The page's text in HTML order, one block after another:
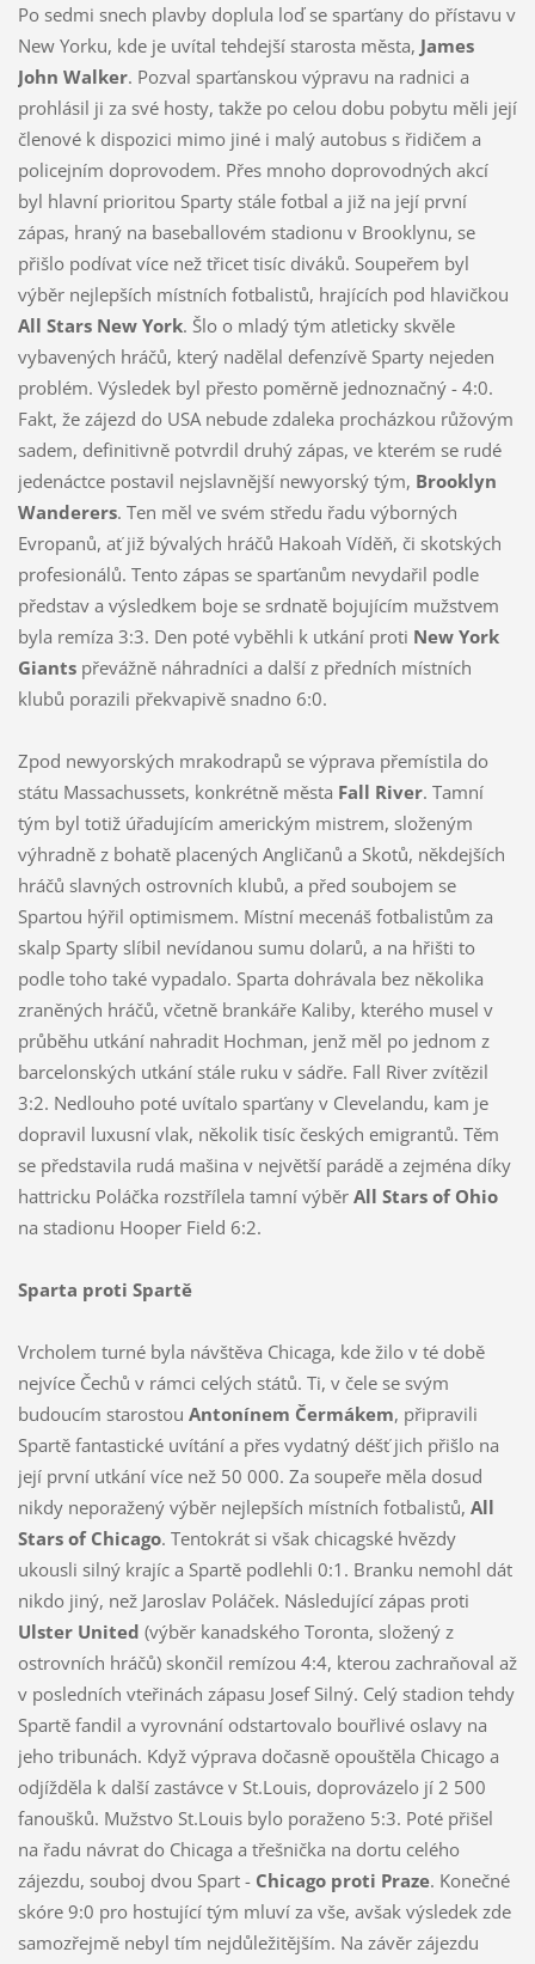
Po sedmi snech plavby doplula loď se sparťany do přístavu v
New Yorku, kde je uvítal tehdejší starosta města, James
John Walker. Pozval sparťanskou výpravu na radnici a
prohlásil ji za své hosty, takže po celou dobu pobytu měli její
členové k dispozici mimo jiné i malý autobus s řidičem a
policejním doprovodem. Přes mnoho doprovodných akcí
byl hlavní prioritou Sparty stále fotbal a již na její první
zápas, hraný na baseballovém stadionu v Brooklynu, se
přišlo podívat více než třicet tisíc diváků. Soupeřem byl
výběr nejlepších místních fotbalistů, hrajících pod hlavičkou
All Stars New York. Šlo o mladý tým atleticky skvěle
vybavených hráčů, který nadělal defenzívě Sparty nejeden
problém. Výsledek byl přesto poměrně jednoznačný - 4:0.
Fakt, že zájezd do USA nebude zdaleka procházkou růžovým
sadem, definitivně potvrdil druhý zápas, ve kterém se rudé
jedenáctce postavil nejslavnější newyorský tým, Brooklyn
Wanderers. Ten měl ve svém středu řadu výborných
Evropanů, ať již bývalých hráčů Hakoah Víděň, či skotských
profesionálů. Tento zápas se sparťanům nevydařil podle
představ a výsledkem boje se srdnatě bojujícím mužstvem
byla remíza 3:3. Den poté vyběhli k utkání proti New York
Giantspřevážně náhradníci a další z předních místních
klubů porazili překvapivě snadno 6:0.
Zpod newyorských mrakodrapů se výprava přemístila do
státu Massachussets, konkrétně města Fall River. Tamní
tým byl totiž úřadujícím americkým mistrem, složeným
výhradně z bohatě placených Angličanů a Skotů, někdejších
hráčů slavných ostrovních klubů, a před soubojem se
Spartou hýřil optimismem. Místní mecenáš fotbalistům za
skalp Sparty slíbil nevídanou sumu dolarů, a na hřišti to
podle toho také vypadalo. Sparta dohrávala bez několika
zraněných hráčů, včetně brankáře Kaliby, kterého musel v
průběhu utkání nahradit Hochman, jenž měl po jednom z
barcelonských utkání stále ruku v sádře. Fall River zvítězil
3:2. Nedlouho poté uvítalo sparťany v Clevelandu, kam je
dopravil luxusní vlak, několik tisíc českých emigrantů. Těm
se představila rudá mašina v největší parádě a zejména díky
hattricku Poláčka rozstřílela tamní výběr All Stars of Ohio
na stadionu Hooper Field 6:2.
Sparta proti Spartě
Vrcholem turné byla návštěva Chicaga, kde žilo v té době
nejvíce Čechů v rámci celých států. Ti, v čele se svým
budoucím starostou Antonínem Čermákem, připravili
Spartě fantastické uvítání a přes vydatný déšť jich přišlo na
její první utkání více než 50 000. Za soupeře měla dosud
nikdy neporažený výběr nejlepších místních fotbalistů, All
Stars of Chicago. Tentokrát si však chicagské hvězdy
ukousli silný krajíc a Spartě podlehli 0:1. Branku nemohl dát
nikdo jiný, než Jaroslav Poláček. Následující zápas proti
Ulster United (výběr kanadského Toronta, složený z
ostrovních hráčů) skončil remízou 4:4, kterou zachraňoval až
v posledních vteřinách zápasu Josef Silný. Celý stadion tehdy
Spartě fandil a vyrovnání odstartovalo bouřlivé oslavy na
jeho tribunách. Když výprava dočasně opouštěla Chicago a
odjížděla k další zastávce v St.Louis, doprovázelo jí 2 500
fanoušků. Mužstvo St.Louis bylo poraženo 5:3. Poté přišel
na řadu návrat do Chicaga a třešnička na dortu celého
zájezdu, souboj dvou Spart - Chicago proti Praze. Konečné
skóre 9:0 pro hostující tým mluví za vše, avšak výsledek zde
samozřejmě nebyl tím nejdůležitějším. Na závěr zájezdu